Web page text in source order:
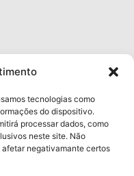
tecnologias como
do dispositivo.
processar dados, como
neste site. Não
negativamante certos
de Contas